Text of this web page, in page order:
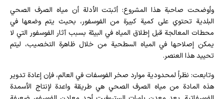
وأوضحت صاحبة هذا المشروع: أثبتت الأدلة أن مياه الصرف الصحي
البلدية تحتوي على كمية كبيرة من الفوسفور، بحيث يتم وضعها في
محطات المعالجة قبل إطلاق المياه في البيئة بسبب آثار الفوسفور التي لا
يمكن إصلاحها في المياه السطحية من خلال ظاهرة التخصيب، ليتم
تحييد هذا العنصر.
وتابعت: نظراً لمحدودية موارد صخر الفوسفات في العالم، فإن إعادة تدوير
هذه المادة من مياه الصرف الصحي هي طريقة واعدة لإنتاج الأسمدة